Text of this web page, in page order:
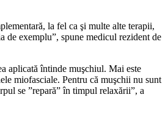
la fel ca şi multe alte terapii,
de exemplu”, spune medicul rezident de
aplicată întinde muşchiul. Mai este
miofasciale. Pentru că muşchii nu sunt
se ”repară” în timpul relaxării”, a